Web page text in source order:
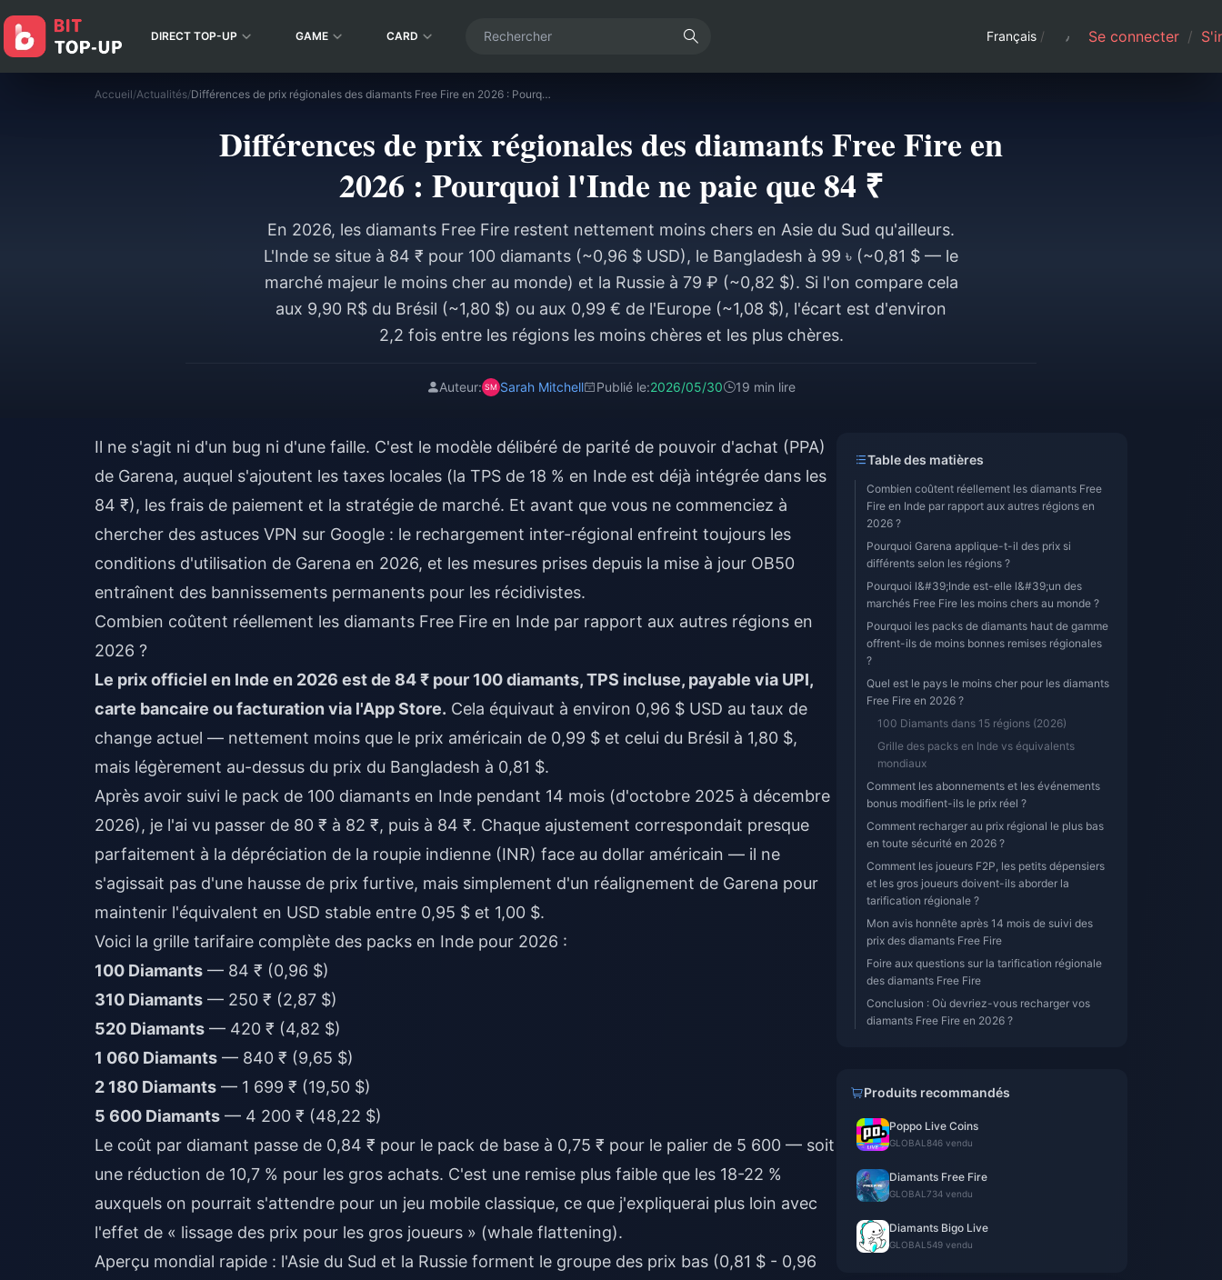
DIRECT TOP-UP GAME CARD Français / Se connecter /
Accueil/Actualités/ Différences de prix régionales des diamants Free Fire en 2026 : Pourquoi l'Inde ne paie que 84 ₹
Différences de prix régionales des diamants Free Fire en
2026 : Pourquoi l'Inde ne paie que 84 ₹
En 2026, les diamants Free Fire restent nettement moins chers en Asie du Sud qu'ailleurs.
L'Inde se situe à 84 ₹ pour 100 diamants (~0,96 $ USD), le Bangladesh à 99 ৳ (~0,81 $ — le
marché majeur le moins cher au monde) et la Russie à 79 ₽ (~0,82 $). Si l'on compare cela
aux 9,90 R$ du Brésil (~1,80 $) ou aux 0,99 € de l'Europe (~1,08 $), l'écart est d'environ
2,2 fois entre les régions les moins chères et les plus chères.
Auteur: Sarah Mitchell Publié le:2026/05/30 19 min lire
Il ne s'agit ni d'un bug ni d'une faille. C'est le modèle délibéré de parité de pouvoir d'achat (PPA)
de Garena, auquel s'ajoutent les taxes locales (la TPS de 18 % en Inde est déjà intégrée dans les
84 ₹), les frais de paiement et la stratégie de marché. Et avant que vous ne commenciez à
chercher des astuces VPN sur Google : le rechargement inter-régional enfreint toujours les
conditions d'utilisation de Garena en 2026, et les mesures prises depuis la mise à jour OB50
entraînent des bannissements permanents pour les récidivistes.
Combien coûtent réellement les diamants Free Fire en Inde par rapport aux autres régions en
2026 ?
Le prix officiel en Inde en 2026 est de 84 ₹ pour 100 diamants, TPS incluse, payable via UPI,
carte bancaire ou facturation via l'App Store. Cela équivaut à environ 0,96 $ USD au taux de
change actuel — nettement moins que le prix américain de 0,99 $ et celui du Brésil à 1,80 $,
mais légèrement au-dessus du prix du Bangladesh à 0,81 $.
Après avoir suivi le pack de 100 diamants en Inde pendant 14 mois (d'octobre 2025 à décembre
2026), je l'ai vu passer de 80 ₹ à 82 ₹, puis à 84 ₹. Chaque ajustement correspondait presque
parfaitement à la dépréciation de la roupie indienne (INR) face au dollar américain — il ne
s'agissait pas d'une hausse de prix furtive, mais simplement d'un réalignement de Garena pour
maintenir l'équivalent en USD stable entre 0,95 $ et 1,00 $.
Voici la grille tarifaire complète des packs en Inde pour 2026 :
100 Diamants — 84 ₹ (0,96 $)
310 Diamants — 250 ₹ (2,87 $)
520 Diamants — 420 ₹ (4,82 $)
1 060 Diamants — 840 ₹ (9,65 $)
2 180 Diamants — 1 699 ₹ (19,50 $)
5 600 Diamants — 4 200 ₹ (48,22 $)
Le coût par diamant passe de 0,84 ₹ pour le pack de base à 0,75 ₹ pour le palier de 5 600 — soit
une réduction de 10,7 % pour les gros achats. C'est une remise plus faible que les 18-22 %
auxquels on pourrait s'attendre pour un jeu mobile classique, ce que j'expliquerai plus loin avec
l'effet de « lissage des prix pour les gros joueurs » (whale flattening).
Aperçu mondial rapide : l'Asie du Sud et la Russie forment le groupe des prix bas (0,81 $ - 0,96
Table des matières
Combien coûtent réellement les diamants Free
Fire en Inde par rapport aux autres régions en
2026 ?
Pourquoi Garena applique-t-il des prix si
différents selon les régions ?
Pourquoi l&#39;Inde est-elle l&#39;un des
marchés Free Fire les moins chers au monde ?
Pourquoi les packs de diamants haut de gamme
offrent-ils de moins bonnes remises régionales
?
Quel est le pays le moins cher pour les diamants
Free Fire en 2026 ?
100 Diamants dans 15 régions (2026)
Grille des packs en Inde vs équivalents
mondiaux
Comment les abonnements et les événements
bonus modifient-ils le prix réel ?
Comment recharger au prix régional le plus bas
en toute sécurité en 2026 ?
Comment les joueurs F2P, les petits dépensiers
et les gros joueurs doivent-ils aborder la
tarification régionale ?
Mon avis honnête après 14 mois de suivi des
prix des diamants Free Fire
Foire aux questions sur la tarification régionale
des diamants Free Fire
Conclusion : Où devriez-vous recharger vos
diamants Free Fire en 2026 ?
Produits recommandés
Poppo Live Coins
GLOBAL 846 vendu
Diamants Free Fire
GLOBAL 734 vendu
Diamants Bigo Live
GLOBAL 549 vendu